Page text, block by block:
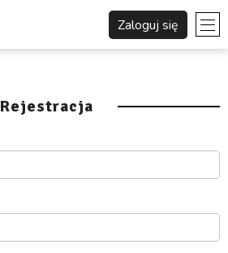
Zaloguj się
Rejestracja